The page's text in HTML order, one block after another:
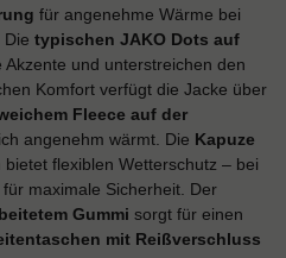
für angenehme Wärme bei
Die typischen JAKO Dots auf
Akzente und unterstreichen den
Komfort verfügt die Jacke über
Fleece auf der
angenehm wärmt. Die Kapuze
bietet flexiblen Wetterschutz – bei
für maximale Sicherheit. Der
Gummi sorgt für einen
mit Reißverschluss